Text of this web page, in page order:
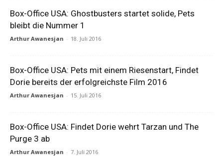
Box-Office USA: Ghostbusters startet solide, Pets
bleibt die Nummer 1
Arthur Awanesjan - 18. Juli 2016
Box-Office USA: Pets mit einem Riesenstart, Findet
Dorie bereits der erfolgreichste Film 2016
Arthur Awanesjan - 15. Juli 2016
Box-Office USA: Findet Dorie wehrt Tarzan und The
Purge 3 ab
Arthur Awanesjan - 7. Juli 2016